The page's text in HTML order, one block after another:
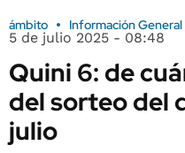
ámbito Información General
5 de julio 2025 - 08:48
Quini 6: de
del sorteo del
julio